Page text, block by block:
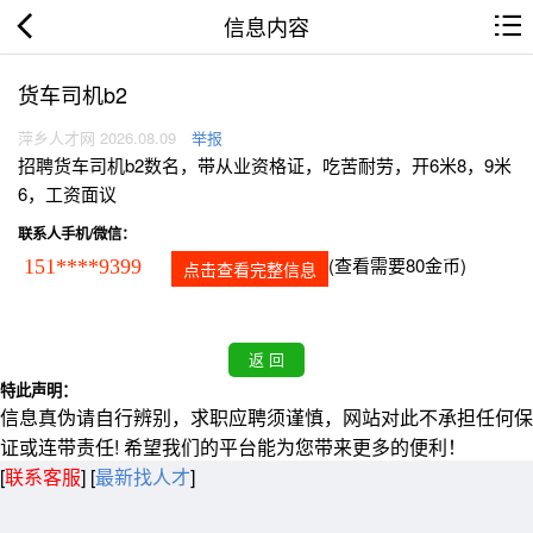
信息内容
货车司机b2
萍乡人才网 2026.08.09 举报
招聘货车司机b2数名，带从业资格证，吃苦耐劳，开6米8，9米
6，工资面议
联系人手机/微信：
151****9399 点击查看完整信息 (查看需要80金币)
特此声明：
信息真伪请自行辨别，求职应聘须谨慎，网站对此不承担任何保
证或连带责任! 希望我们的平台能为您带来更多的便利！
[联系客服] [最新找人才]